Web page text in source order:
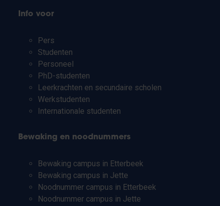
Info voor
Pers
Studenten
Personeel
PhD-studenten
Leerkrachten en secundaire scholen
Werkstudenten
Internationale studenten
Bewaking en noodnummers
Bewaking campus in Etterbeek
Bewaking campus in Jette
Noodnummer campus in Etterbeek
Noodnummer campus in Jette